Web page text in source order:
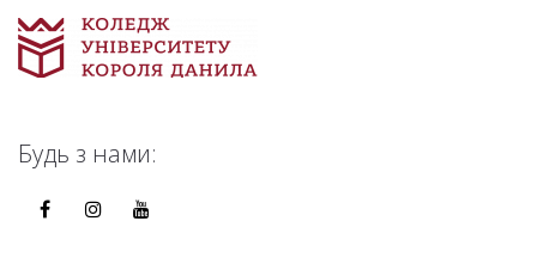
Будь з нами: